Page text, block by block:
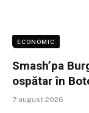
ECONOMIC
Smash’pa
ospătar în
7 august 2026